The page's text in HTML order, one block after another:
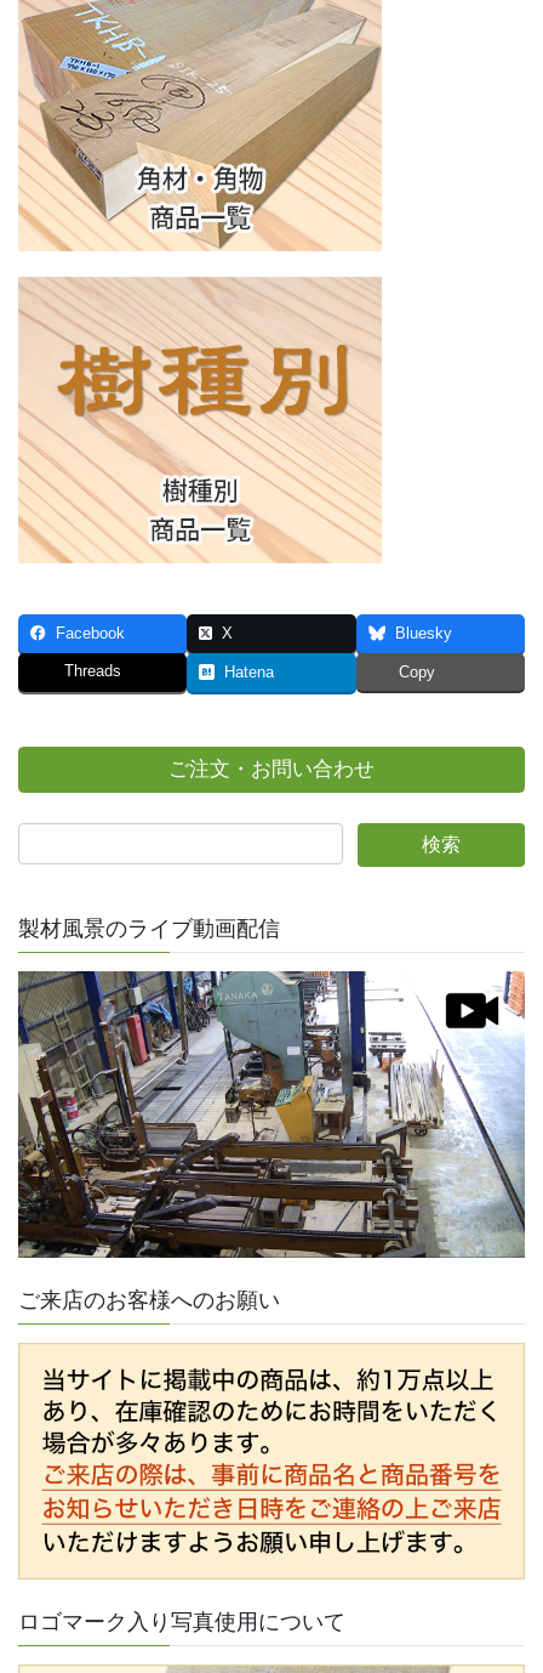
Facebook X Bluesky
Threads Hatena Copy
ご注文・お問い合わせ
製材風景のライブ動画配信
ご来店のお客様へのお願い
ロゴマーク入り写真使用について